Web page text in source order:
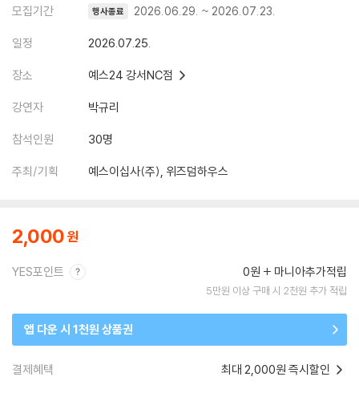
모집기간 행사종료 2026.06.29. ~ 2026.07.23.
일정 2026.07.25.
장소 예스24 강서NC점
강연자 박규리
참석인원 30명
주최/기획 예스이십사(주), 위즈덤하우스
2,000
YES포인트 0원 마니아추가적립
5만원 이상 구매 시 2천원 추가 적립
앱 다운 시 1천원 상품권
결제혜택 최대 2,000원 즉시할인